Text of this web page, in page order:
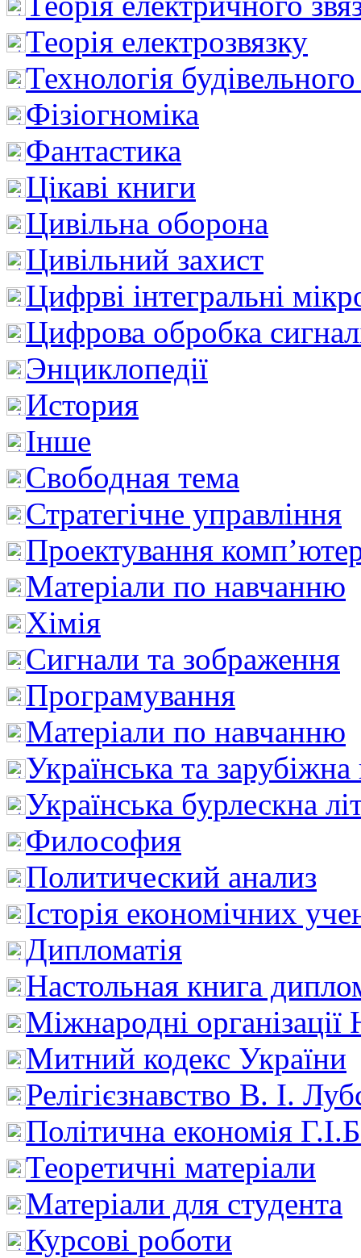
Теорія електрозвязку
Технологія
Фізіогноміка
Фантастика
Цікаві книги
Цивільна оборона
Цивільний захист
Цифрві інтегральні
Цифрова обробка
Энциклопедії
История
Інше
Свободная тема
Стратегічне управління
Проектування
Матеріали по навчанню
Хімія
Сигнали та зображення
Програмування
Матеріали по навчанню
Українська та зарубіжна
Українська бурлескна
Философия
Политический анализ
Історія економічних
Дипломатія
Настольная книга
Міжнародні
Митний кодекс України
Релігієзнавство В. І.
Політична економія
Теоретичні матеріали
Матеріали для студента
Курсові роботи